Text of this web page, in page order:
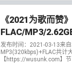
《2021为歌而赞
FLAC/MP3/
发布时间：2021-03-13来
MP3(320kbps)+FLAC共计
【https://wusunk.com】节